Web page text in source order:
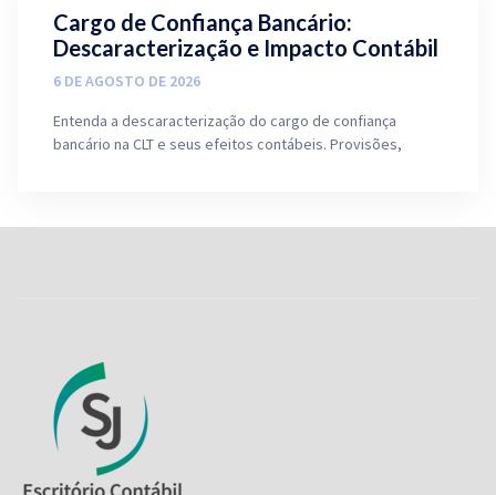
Cargo de Confiança Bancário:
Descaracterização e Impacto Contábil
6 DE AGOSTO DE 2026
Entenda a descaracterização do cargo de confiança
bancário na CLT e seus efeitos contábeis. Provisões,